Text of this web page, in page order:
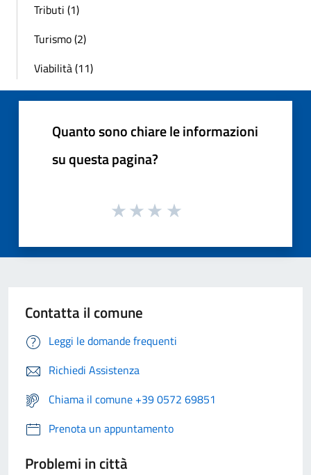
Tributi (1)
Turismo (2)
Viabilità (11)
Quanto sono chiare le informazioni
su questa pagina?
Contatta il comune
Leggi le domande frequenti
Richiedi Assistenza
Chiama il comune +39 0572 69851
Prenota un appuntamento
Problemi in città